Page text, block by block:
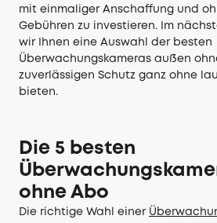
mit einmaliger Anschaffung und
Gebühren zu investieren. Im
wir Ihnen eine Auswahl der besten
Überwachungskameras außen
zuverlässigen Schutz ganz ohne
bieten.
Die 5 besten
ohne Abo
Die richtige Wahl einer